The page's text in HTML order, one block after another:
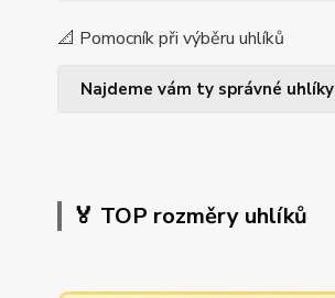
📐 Pomocník při výběru uhlíků
Najdeme vám ty správné uhlíky
🏅 TOP rozměry uhlíků